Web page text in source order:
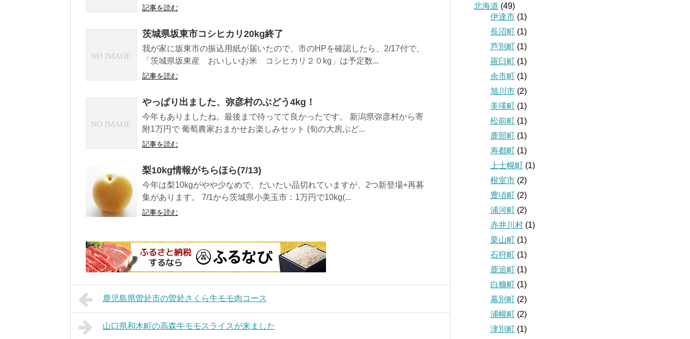
記事を読む
茨城県坂東市コシヒカリ20kg終了
我が家に坂東市の振込用紙が届いたので、市のHPを確認したら、2/17付で、
「茨城県坂東産 おいしいお米 コシヒカリ２０kg」は予定数...
記事を読む
やっぱり出ました、弥彦村のぶどう4kg！
今年もありましたね。最後まで待ってて良かったです。 新潟県弥彦村から寄
附1万円で 葡萄農家おまかせお楽しみセット (旬の大房ぶど...
記事を読む
梨10kg情報がちらほら(7/13)
今年は梨10kgがやや少なめで、だいたい品切れていますが、2つ新登場+再募
集があります。 7/1から茨城県小美玉市：1万円で10kg(...
記事を読む
鹿児島県曽於市の曽於さくら牛モモ肉コース
山口県和木町の高森牛モモスライスが来ました
北海道 (49)
伊達市 (1)
長沼町 (1)
芦別町 (1)
羅臼町 (1)
余市町 (1)
旭川市 (2)
美瑛町 (1)
松前町 (1)
鹿部町 (1)
寿都町 (1)
上士幌町 (1)
根室市 (2)
豊頃町 (2)
浦河町 (2)
赤井川村 (1)
栗山町 (1)
石狩町 (1)
鹿追町 (1)
白糠町 (1)
幕別町 (2)
浦幌町 (2)
津別町 (1)